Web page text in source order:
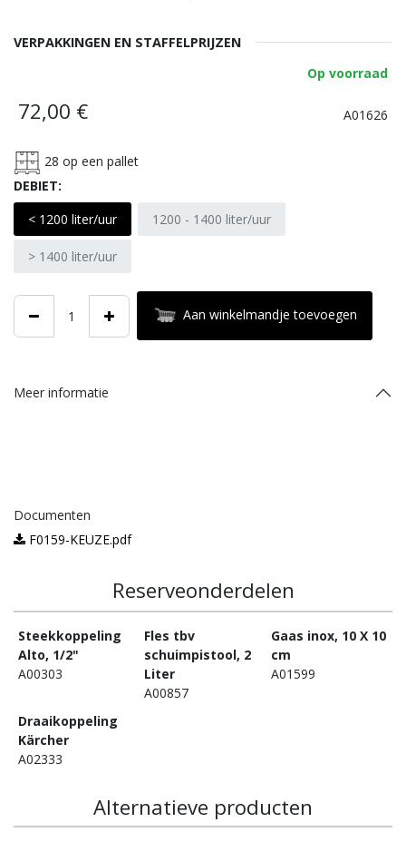
VERPAKKINGEN EN STAFFELPRIJZEN
Op voorraad
72,00 € A01626
28 op een pallet
DEBIET:
< 1200 liter/uur
1200 - 1400 liter/uur
> 1400 liter/uur
Aan winkelmandje toevoegen
Meer informatie
Documenten
F0159-KEUZE.pdf
Reserveonderdelen
Steekkoppeling
Alto, 1/2"
A00303
Fles tbv
schuimpistool, 2
Liter
A00857
Gaas inox, 10 X 10
cm
A01599
Draaikoppeling
Kärcher
A02333
Alternatieve producten